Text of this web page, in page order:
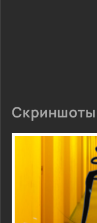
Скриншоты